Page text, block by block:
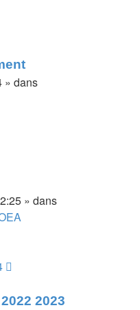
» dans
» dans
2023